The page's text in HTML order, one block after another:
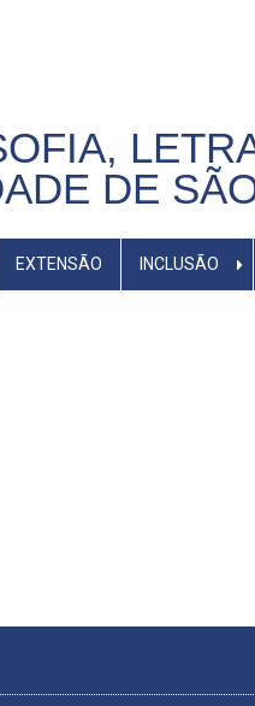
DE
EXTENSÃO INCLUSÃO